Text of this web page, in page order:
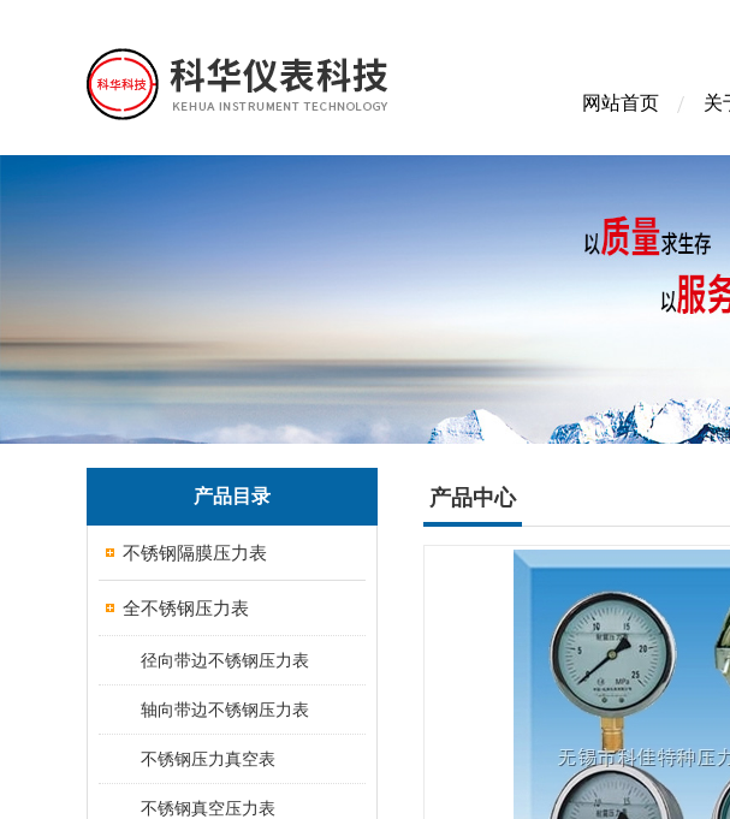
网站首页 关
产品目录
不锈钢隔膜压力表
全不锈钢压力表
径向带边不锈钢压力表
轴向带边不锈钢压力表
不锈钢压力真空表
不锈钢真空压力表
产品中心